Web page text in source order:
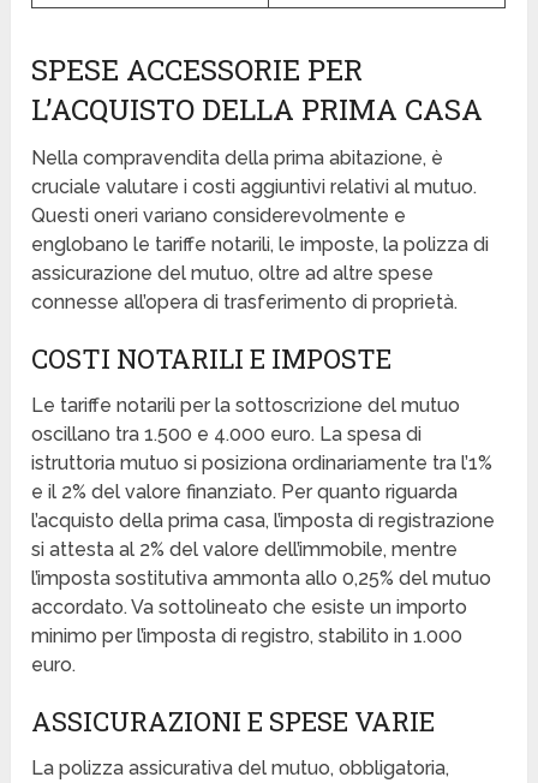
SPESE ACCESSORIE PER
L’ACQUISTO DELLA PRIMA CASA
Nella compravendita della prima abitazione, è
cruciale valutare i costi aggiuntivi relativi al mutuo.
Questi oneri variano considerevolmente e
englobano le tariffe notarili, le imposte, la polizza di
assicurazione del mutuo, oltre ad altre spese
connesse all’opera di trasferimento di proprietà.
COSTI NOTARILI E IMPOSTE
Le tariffe notarili per la sottoscrizione del mutuo
oscillano tra 1.500 e 4.000 euro. La spesa di
istruttoria mutuo si posiziona ordinariamente tra l’1%
e il 2% del valore finanziato. Per quanto riguarda
l’acquisto della prima casa, l’imposta di registrazione
si attesta al 2% del valore dell’immobile, mentre
l’imposta sostitutiva ammonta allo 0,25% del mutuo
accordato. Va sottolineato che esiste un importo
minimo per l’imposta di registro, stabilito in 1.000
euro.
ASSICURAZIONI E SPESE VARIE
La polizza assicurativa del mutuo, obbligatoria,